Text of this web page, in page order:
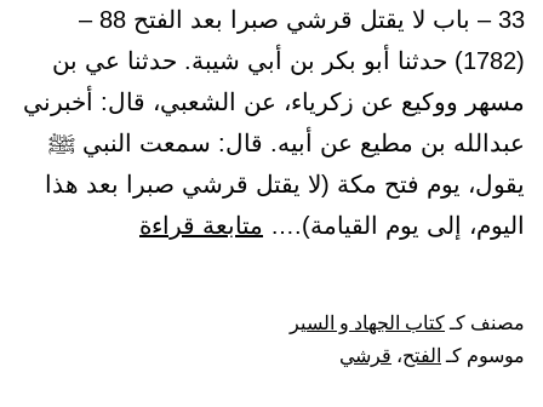
33 – باب لا يقتل قرشي صبرا بعد الفتح 88 –
(1782) حدثنا أبو بكر بن أبي شيبة. حدثنا عي بن
مسهر ووكيع عن زكرياء، عن الشعبي، قال: أخبرني
عبدالله بن مطيع عن أبيه. قال: سمعت النبي ﷺ
يقول، يوم فتح مكة (لا يقتل قرشي صبرا بعد هذا
اليوم، إلى يوم القيامة).… متابعة قراءة
مصنف كـكتاب الجهاد و السير
موسوم كـ الفتح، قرشي